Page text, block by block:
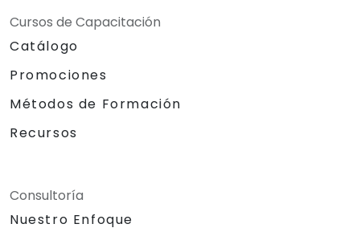
Cursos de Capacitación
Catálogo
Promociones
Métodos de Formación
Recursos
Consultoría
Nuestro Enfoque